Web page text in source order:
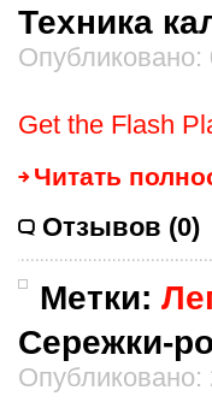
Техника
Get the Flash
Читать
Отзывов (0)
Метки:
Сережки-
Опубликовано: